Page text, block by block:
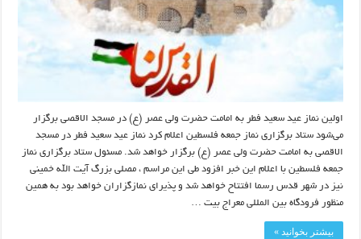
اولین نماز عید سعید فطر به امامت حضرت ولی عصر (ع) در مسجد الاقصی برگزار
می‌شود ستاد برگزاری نماز جمعه فلسطین اعلام کرد نماز عید سعید فطر در مسجد
الاقصی به امامت حضرت ولی عصر (ع) برگزار خواهد شد. مسئول ستاد برگزاری نماز
جمعه فلسطین با اعلام این خبر افزود طی این مراسم ، مصلی بزرگ آیت الله خمینی
نیز در شهر قدس رسما افتتاح خواهد شد و پذیرای نمازگزاران خواهد بود به همین
منظور فرودگاه بین المللی معراج بیت …
بیشتر بخوانید »